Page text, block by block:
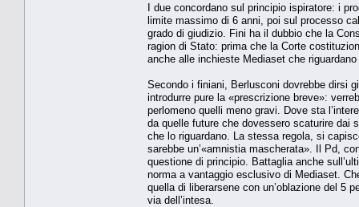
I due concordano sul principio ispiratore: i
limite massimo di 6 anni, poi sul processo
grado di giudizio. Fini ha il dubbio che la
ragion di Stato: prima che la Corte
anche alle inchieste Mediaset che
Secondo i finiani, Berlusconi dovrebbe dirsi
introdurre pure la «prescrizione breve»:
perlomeno quelli meno gravi. Dove sta
da quelle future che dovessero scaturire dai
che lo riguardano. La stessa regola, si
sarebbe un’«amnistia mascherata». Il Pd,
questione di principio. Battaglia anche
norma a vantaggio esclusivo di Mediaset.
quella di liberarsene con un’oblazione del 5
via dell’intesa.